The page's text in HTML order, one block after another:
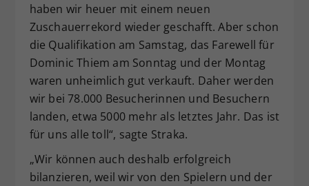
haben wir heuer mit einem neuen
Zuschauerrekord wieder geschafft. Aber schon
die Qualifikation am Samstag, das Farewell für
Dominic Thiem am Sonntag und der Montag
waren unheimlich gut verkauft. Daher werden
wir bei 78.000 Besucherinnen und Besuchern
landen, etwa 5000 mehr als letztes Jahr. Das ist
für uns alle toll“, sagte Straka.
„Wir können auch deshalb erfolgreich
bilanzieren, weil wir von den Spielern und der